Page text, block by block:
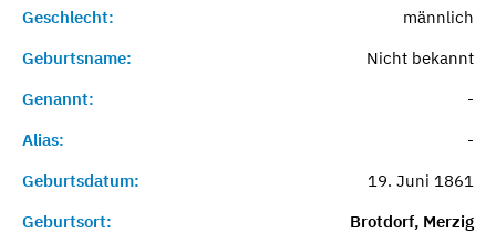
Geschlecht:
männlich
Geburtsname:
Nicht bekannt
Genannt:
-
Alias:
-
Geburtsdatum:
19. Juni 1861
Geburtsort:
Brotdorf, Merzig